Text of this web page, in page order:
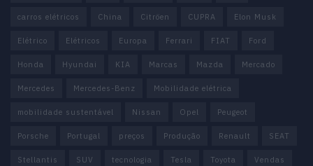
carros elétricos China Citröen CUPRA Elon Musk
Elétrico Elétricos Europa Ferrari FIAT Ford
Honda Hyundai KIA Marcas Mazda Mercado
Mercedes Mercedes-Benz Mobilidade elétrica
mobilidade sustentável Nissan Opel Peugeot
Porsche Portugal preços Produção Renault SEAT
Stellantis SUV tecnologia Tesla Toyota Vendas